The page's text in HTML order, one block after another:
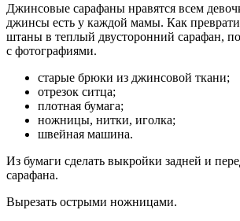
Джинсовые сарафаны нравятся всем
джинсы есть у каждой мамы. Как
штаны в теплый двусторонний сарафан,
с фотографиями.
старые брюки из джинсовой ткани;
отрезок ситца;
плотная бумага;
ножницы, нитки, иголка;
швейная машина.
Из бумаги сделать выкройки задней и
сарафана.
Вырезать острыми ножницами.